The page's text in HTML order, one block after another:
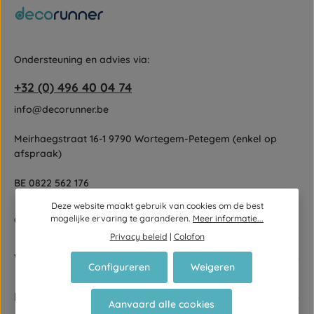
Ondersteuning en advies via:
+32 (0) 496 40 04 74
info@decorunner.be
Meirhaegstraat 16-1 9790 Wortegem-Petegem (enkel op
afspraak)
BE 0822 562 176
Of via onscontactformulier.
Volg ons
Betaalwijzen
Deze website maakt gebruik van cookies om de best
mogelijke ervaring te garanderen. Meer informatie...
Privacy beleid | Colofon
Weigeren
Configureren
Aanvaard alle cookies